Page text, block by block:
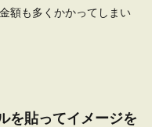
額も多くかかってしまい
を貼ってイメージを